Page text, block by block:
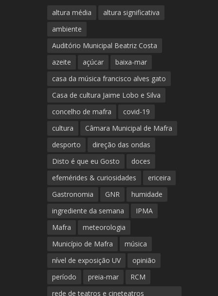
altura média
altura significativa
ambiente
Auditório Municipal Beatriz Costa
azeite
açúcar
baixa-mar
casa da música francisco alves gato
Casa de cultura Jaime Lobo e Silva
concelho de mafra
covid-19
cultura
Câmara Municipal de Mafra
desporto
direção das ondas
Disto é que eu Gosto
doces
efemérides & curiosidades
ericeira
Gastronomia
GNR
humidade
ingrediente da semana
IPMA
Mafra
meteorologia
Município de Mafra
música
nível de exposição UV
opinião
período
preia-mar
RCM
rede de teatros e cineteatros